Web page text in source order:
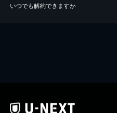
いつでも解約できますか